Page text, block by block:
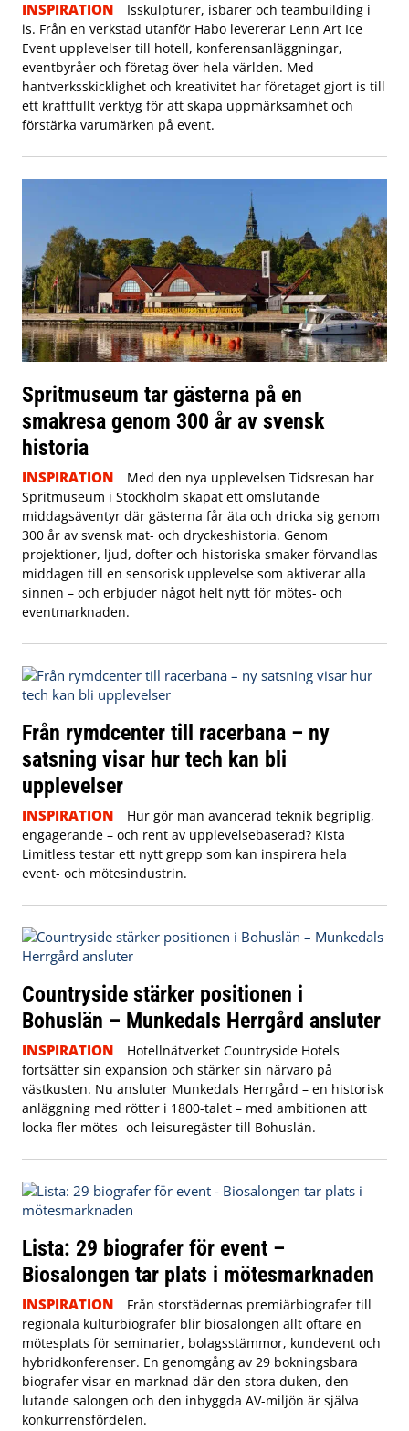
INSPIRATION
Isskulpturer, isbarer och teambuilding i
is. Från en verkstad utanför Habo levererar Lenn Art Ice
Event upplevelser till hotell, konferensanläggningar,
eventbyråer och företag över hela världen. Med
hantverksskicklighet och kreativitet har företaget gjort is till
ett kraftfullt verktyg för att skapa uppmärksamhet och
förstärka varumärken på event.
Spritmuseum tar gästerna på en
smakresa genom 300 år av svensk
historia
INSPIRATION
Med den nya upplevelsen Tidsresan har
Spritmuseum i Stockholm skapat ett omslutande
middagsäventyr där gästerna får äta och dricka sig genom
300 år av svensk mat- och dryckeshistoria. Genom
projektioner, ljud, dofter och historiska smaker förvandlas
middagen till en sensorisk upplevelse som aktiverar alla
sinnen – och erbjuder något helt nytt för mötes- och
eventmarknaden.
Från rymdcenter till racerbana – ny
satsning visar hur tech kan bli
upplevelser
INSPIRATION
Hur gör man avancerad teknik begriplig,
engagerande – och rent av upplevelsebaserad? Kista
Limitless testar ett nytt grepp som kan inspirera hela
event- och mötesindustrin.
Countryside stärker positionen i
Bohuslän – Munkedals Herrgård ansluter
INSPIRATION
Hotellnätverket Countryside Hotels
fortsätter sin expansion och stärker sin närvaro på
västkusten. Nu ansluter Munkedals Herrgård – en historisk
anläggning med rötter i 1800-talet – med ambitionen att
locka fler mötes- och leisuregäster till Bohuslän.
Lista: 29 biografer för event –
Biosalongen tar plats i mötesmarknaden
INSPIRATION
Från storstädernas premiärbiografer till
regionala kulturbiografer blir biosalongen allt oftare en
mötesplats för seminarier, bolagsstämmor, kundevent och
hybridkonferenser. En genomgång av 29 bokningsbara
biografer visar en marknad där den stora duken, den
lutande salongen och den inbyggda AV-miljön är själva
konkurrensfördelen.